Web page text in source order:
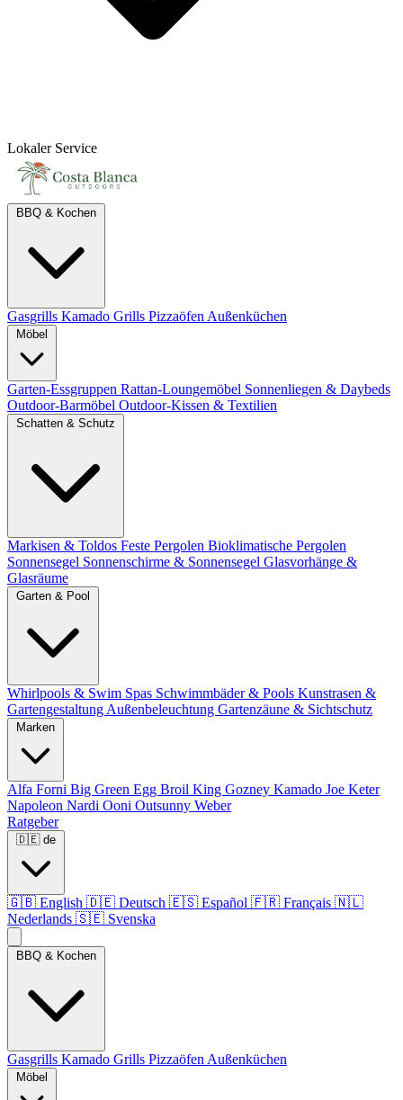
Lokaler Service
Gasgrills Kamado Grills Pizzaöfen Außenküchen
Garten-Essgruppen Rattan-Loungemöbel Sonnenliegen & Daybeds
Outdoor-Barmöbel Outdoor-Kissen & Textilien
Markisen & Toldos Feste Pergolen Bioklimatische Pergolen
Sonnensegel Sonnenschirme & Sonnensegel Glasvorhänge &
Glasräume
Whirlpools & Swim Spas Schwimmbäder & Pools Kunstrasen &
Gartengestaltung Außenbeleuchtung Gartenzäune & Sichtschutz
Alfa Forni Big Green Egg Broil King Gozney Kamado Joe Keter
Napoleon Nardi Ooni Outsunny Weber
Ratgeber
🇩🇪 de
🇬🇧 English 🇩🇪 Deutsch 🇪🇸 Español 🇫🇷 Français 🇳🇱
Nederlands 🇸🇪 Svenska
Gasgrills Kamado Grills Pizzaöfen Außenküchen